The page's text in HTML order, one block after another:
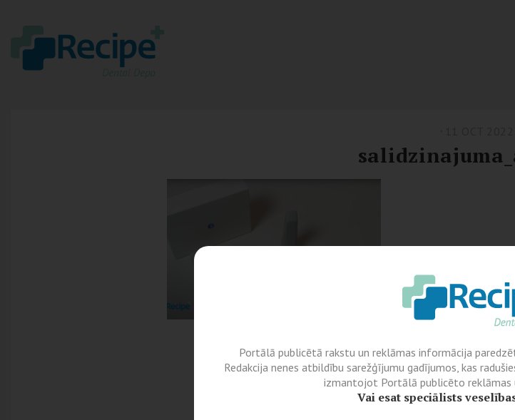
Portālā publicētā rakstu un reklāmas informācija
Redakcija nenes atbildību sarežģījumu gadījumos, kas
izmantojot Portālā publicēto reklāmas
Vai esat speciālists